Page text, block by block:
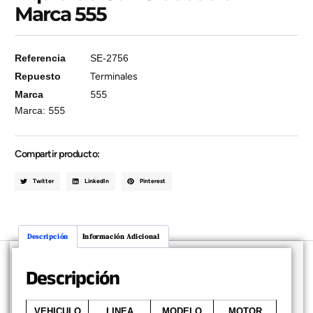
Marca 555
Referencia
SE-2756
Repuesto
Terminales
Marca 555
Marca: 555
Compartir producto:
Twitter LinkedIn Pinterest
Descripción Información Adicional
Descripción